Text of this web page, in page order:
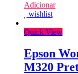
Adicionar
wishlist
Quick View
Epson
M320